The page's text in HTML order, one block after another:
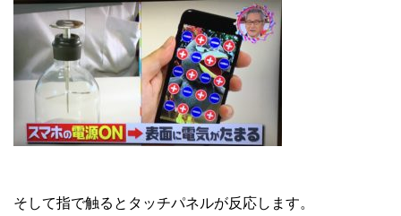
そして指で触るとタッチパネルが反応します。